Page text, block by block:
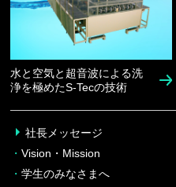
水と空気と超音波による洗
浄を極めたS-Tecの技術
社長メッセージ
・Vision・Mission
・学生のみなさまへ